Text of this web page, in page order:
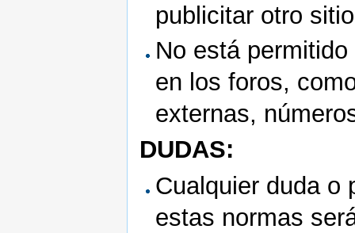
publicitar otro
No está
en los foros,
externas,
DUDAS:
Cualquier duda o
estas normas